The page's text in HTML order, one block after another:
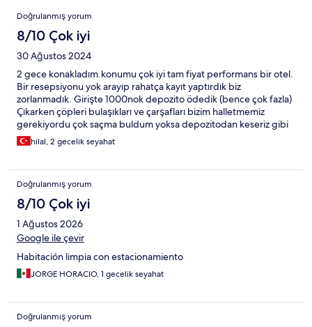
Yorumlar
Doğrulanmış yorum
8/10 Çok iyi
30 Ağustos 2024
2 gece konakladım.konumu çok iyi tam fiyat performans bir otel.
Bir resepsiyonu yok arayıp rahatça kayıt yaptırdık biz
zorlanmadık. Girişte 1000nok depozito ödedik (bence çok fazla)
Çıkarken çöpleri bulaşıkları ve çarşafları bizim halletmemiz
gerekiyordu çok saçma buldum yoksa depozitodan keseriz gibi
ibareleri vardı. Onun haricinde fena değildi.
hilal, 2 gecelik seyahat
Doğrulanmış yorum
8/10 Çok iyi
1 Ağustos 2026
Google ile çevir
Habitación limpia con estacionamiento
JORGE HORACIO, 1 gecelik seyahat
Doğrulanmış yorum